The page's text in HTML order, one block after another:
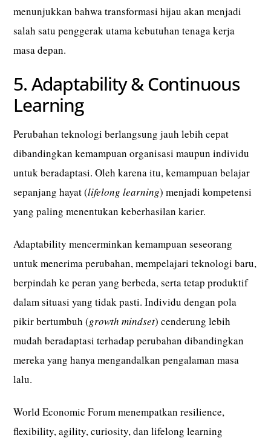
menunjukkan bahwa transformasi hijau akan menjadi
salah satu penggerak utama kebutuhan tenaga kerja
masa depan.
5. Adaptability & Continuous
Learning
Perubahan teknologi berlangsung jauh lebih cepat
dibandingkan kemampuan organisasi maupun individu
untuk beradaptasi. Oleh karena itu, kemampuan belajar
sepanjang hayat (lifelong learning) menjadi kompetensi
yang paling menentukan keberhasilan karier.
Adaptability mencerminkan kemampuan seseorang
untuk menerima perubahan, mempelajari teknologi baru,
berpindah ke peran yang berbeda, serta tetap produktif
dalam situasi yang tidak pasti. Individu dengan pola
pikir bertumbuh (growth mindset) cenderung lebih
mudah beradaptasi terhadap perubahan dibandingkan
mereka yang hanya mengandalkan pengalaman masa
lalu.
World Economic Forum menempatkan resilience,
flexibility, agility, curiosity, dan lifelong learning